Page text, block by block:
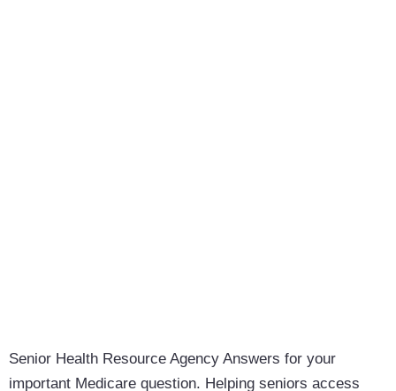
Senior Health Resource Agency Answers for your
important Medicare question. Helping seniors access